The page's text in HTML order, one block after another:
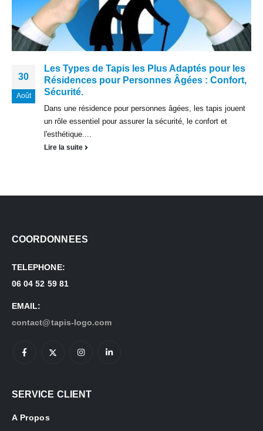
30
Août
Les Types de Tapis les Plus Adaptés pour les
Résidences pour Personnes Âgées : Confort,
Sécurité.
Dans une résidence pour personnes âgées, les tapis jouent
un rôle essentiel pour assurer la sécurité, le confort et
l'esthétique....
Lire la suite
COORDONNEES
TELEPHONE:
06 04 52 59 81
EMAIL:
contact@tapis-logo.com
SERVICE CLIENT
A Propos